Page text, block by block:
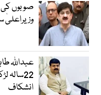
صوبوں کی
وزیراعلیٰ
عبداللہ
انشکاف